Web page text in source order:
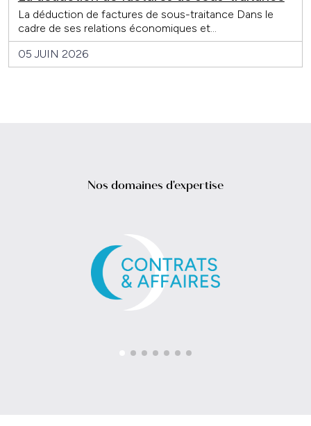
La déduction de factures de sous-traitance Dans le
cadre de ses relations économiques et...
05 JUIN 2026
Nos domaines d'expertise